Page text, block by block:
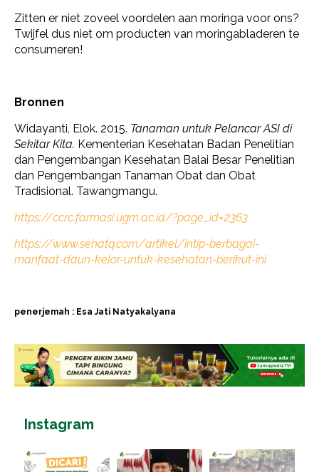
Zitten er niet zoveel voordelen aan moringa voor ons?
Twijfel dus niet om producten van moringabladeren te
consumeren!
Bronnen
Widayanti, Elok. 2015. Tanaman untuk Pelancar ASI di
Sekitar Kita. Kementerian Kesehatan Badan Penelitian
dan Pengembangan Kesehatan Balai Besar Penelitian
dan Pengembangan Tanaman Obat dan Obat
Tradisional. Tawangmangu.
https://ccrc.farmasi.ugm.ac.id/?page_id=2363
https://www.sehatq.com/artikel/intip-berbagai-
manfaat-daun-kelor-untuk-kesehatan-berikut-ini
penerjemah : Esa Jati Natyakalyana
Instagram